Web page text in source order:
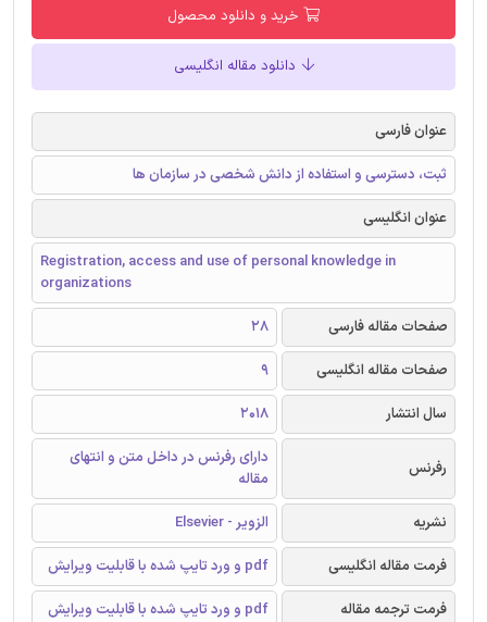
خرید و دانلود محصول
دانلود مقاله انگلیسی
عنوان فارسی
ثبت، دسترسی و استفاده از دانش شخصی در سازمان ها
عنوان انگلیسی
Registration, access and use of personal knowledge in
organizations
صفحات مقاله فارسی
28
صفحات مقاله انگلیسی
9
سال انتشار
2018
رفرنس
دارای رفرنس در داخل متن و انتهای
مقاله
نشریه
الزویر - Elsevier
فرمت مقاله انگلیسی
pdf و ورد تایپ شده با قابلیت ویرایش
فرمت ترجمه مقاله
pdf و ورد تایپ شده با قابلیت ویرایش